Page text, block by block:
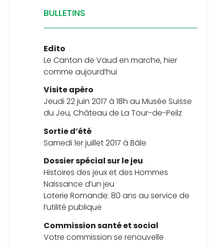
BULLETINS
Edito
Le Canton de Vaud en marche, hier
comme aujourd’hui
Visite apéro
Jeudi 22 juin 2017 à 18h au Musée Suisse
du Jeu, Château de La Tour-de-Peilz
Sortie d’été
Samedi 1er juillet 2017 à Bâle
Dossier spécial sur le jeu
Histoires des jeux et des Hommes
Naissance d’un jeu
Loterie Romande: 80 ans au service de
l’utilité publique
Commission santé et social
Votre commission se renouvelle